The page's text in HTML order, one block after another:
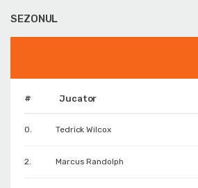
SEZONUL
# Jucator
0. Tedrick Wilcox
2. Marcus Randolph